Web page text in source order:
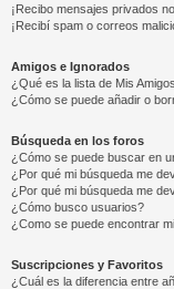
¡Recibo mensajes privados
¡Recibí spam o correos
Amigos e Ignorados
¿Qué es la lista de Mis
¿Cómo se puede añadir o
Búsqueda en los foros
¿Cómo se puede buscar en
¿Por qué mi búsqueda me
¿Por qué mi búsqueda me
¿Cómo busco usuarios?
¿Como se puede encontrar
Suscripciones y Favoritos
¿Cuál es la diferencia entre